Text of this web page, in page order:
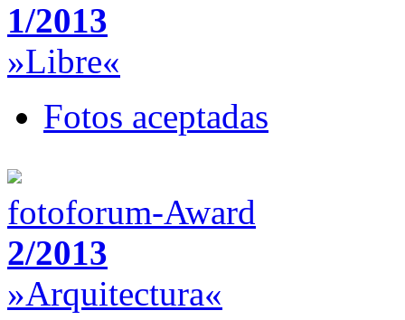
1/2013
»Libre«
Fotos aceptadas
fotoforum-Award
2/2013
»Arquitectura«